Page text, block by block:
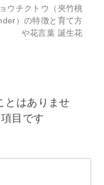
ウチクトウ（夾竹桃
）の特徴と育て方
や花言葉 誕生花
とはありませ
目です